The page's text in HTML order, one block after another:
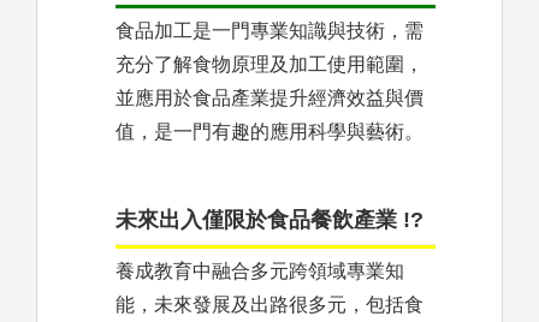
食品加工是一門專業知識與技術，需
充分了解食物原理及加工使用範圍，
並應用於食品產業提升經濟效益與價
值，是一門有趣的應用科學與藝術。
未來出入僅限於食品餐飲產業 !?
養成教育中融合多元跨領域專業知
能，未來發展及出路很多元，包括食